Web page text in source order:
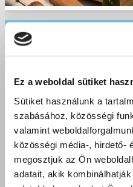
Ez a weboldal sütiket
Sütiket használunk a
szabásához, közösségi
valamint
közösségi média-, hirdető-
megosztjuk az Ön
adatait, akik
Sikeres villanyszerelő szakmai
szakemberekkel erősödik a
2026 június 23.